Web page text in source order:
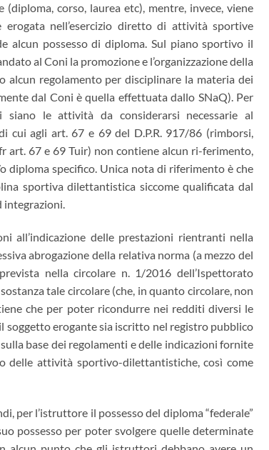
corso, laurea etc), mentre, invece, viene
erogata nell’esercizio diretto di attività sportive
alcun possesso di diploma. Sul piano sportivo il
al Coni la promozione e l’organizzazione della
alcun regolamento per disciplinare la materia dei
dal Coni è quella effettuata dallo SNaQ). Per
le attività da considerarsi necessarie al
cui agli art. 67 e 69 del D.P.R. 917/86 (rimborsi,
art. 67 e 69 Tuir) non contiene alcun ri-ferimento,
diploma specifico. Unica nota di riferimento è che
sportiva dilettantistica siccome qualificata dal
integrazioni.
all’indicazione delle prestazioni rientranti nella
abrogazione della relativa norma (a mezzo del
nella circolare n. 1/2016 dell’Ispettorato
tale circolare (che, in quanto circolare, non
che per poter ricondurre nei redditi diversi le
soggetto erogante sia iscritto nel registro pubblico
base dei regolamenti e delle indicazioni fornite
delle attività sportivo-dilettantistiche, così come
per l’istruttore il possesso del diploma “federale”
possesso per poter svolgere quelle determinate